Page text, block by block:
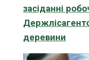
засіданні
деревини